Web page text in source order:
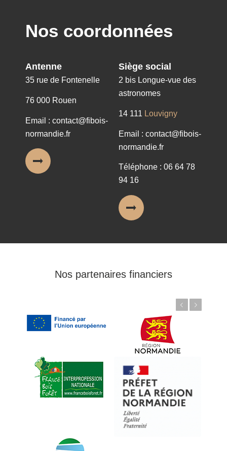
Nos coordonnées
Antenne
35 rue de Fontenelle
76 000 Rouen
Email : contact@fibois-
normandie.fr
Siège social
2 bis Longue-vue des
astronomes
14 111 Louvigny
Email : contact@fibois-
normandie.fr
Téléphone : 06 64 78
94 16
Nos partenaires financiers